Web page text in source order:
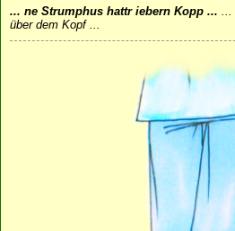
... ne Strumphus hattr iebern Kopp ... ...
über dem Kopf ...